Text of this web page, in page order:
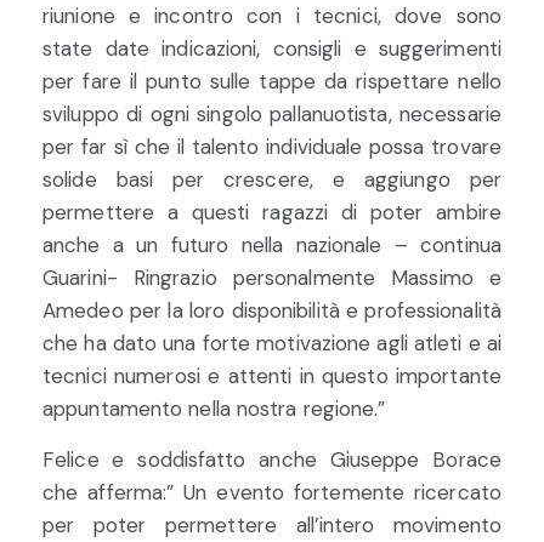
riunione e incontro con i tecnici, dove sono
state date indicazioni, consigli e suggerimenti
per fare il punto sulle tappe da rispettare nello
sviluppo di ogni singolo pallanuotista, necessarie
per far sì che il talento individuale possa trovare
solide basi per crescere, e aggiungo per
permettere a questi ragazzi di poter ambire
anche a un futuro nella nazionale – continua
Guarini- Ringrazio personalmente Massimo e
Amedeo per la loro disponibilità e professionalità
che ha dato una forte motivazione agli atleti e ai
tecnici numerosi e attenti in questo importante
appuntamento nella nostra regione.”
Felice e soddisfatto anche Giuseppe Borace
che afferma:” Un evento fortemente ricercato
per poter permettere all’intero movimento